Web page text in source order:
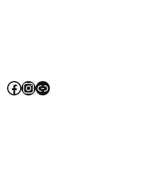
Facebook
Instagram
Link